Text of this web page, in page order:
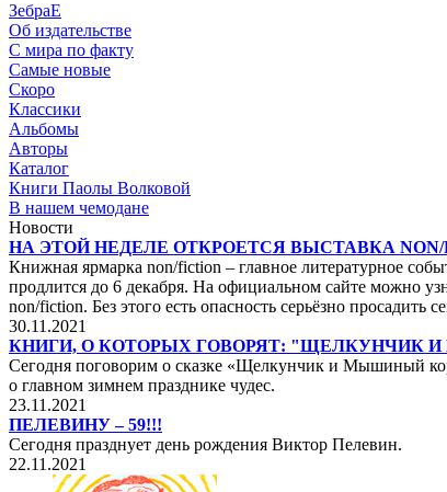
ЗебраЕ
Об издательстве
С мира по факту
Самые новые
Скоро
Классики
Альбомы
Авторы
Каталог
Книги Паолы Волковой
В нашем чемодане
Новости
НА ЭТОЙ НЕДЕЛЕ ОТКРОЕТСЯ ВЫСТАВКА NON/
Книжная ярмарка non/fiction – главное литературное
продлится до 6 декабря. На официальном сайте можно
non/fiction. Без этого есть опасность серьёзно
30.11.2021
КНИГИ, О КОТОРЫХ ГОВОРЯТ: "ЩЕЛКУНЧИК
Сегодня поговорим о сказке «Щелкунчик и Мышиный
о главном зимнем празднике чудес.
23.11.2021
ПЕЛЕВИНУ – 59!!!
Сегодня празднует день рождения Виктор Пелевин.
22.11.2021